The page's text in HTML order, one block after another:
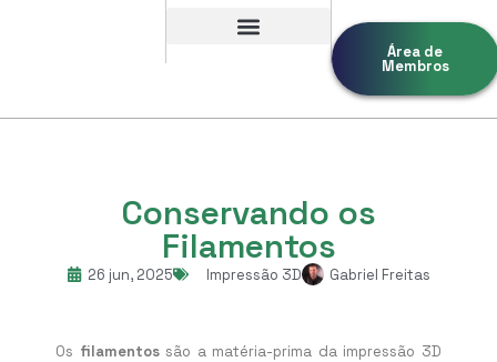
Área de
Membros
Conservando os
Filamentos
26 jun, 2025 Impressão 3D Gabriel Freitas
Os filamentossão a matéria-prima da impressão 3D